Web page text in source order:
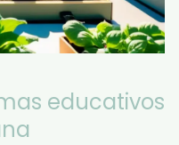
educativos